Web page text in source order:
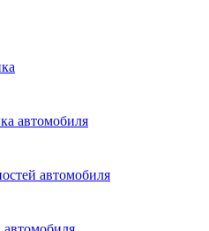
автомобиля
автомобиля